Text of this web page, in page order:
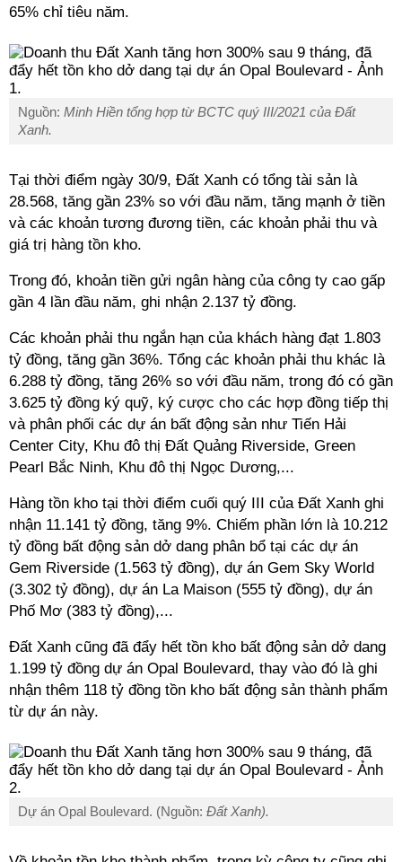
65% chỉ tiêu năm.
Nguồn: Minh Hiền tổng hợp từ BCTC quý III/2021 của Đất
Xanh.
Tại thời điểm ngày 30/9, Đất Xanh có tổng tài sản là
28.568, tăng gần 23% so với đầu năm, tăng mạnh ở tiền
và các khoản tương đương tiền, các khoản phải thu và
giá trị hàng tồn kho.
Trong đó, khoản tiền gửi ngân hàng của công ty cao gấp
gần 4 lần đầu năm, ghi nhận 2.137 tỷ đồng.
Các khoản phải thu ngắn hạn của khách hàng đạt 1.803
tỷ đồng, tăng gần 36%. Tổng các khoản phải thu khác là
6.288 tỷ đồng, tăng 26% so với đầu năm, trong đó có gần
3.625 tỷ đồng ký quỹ, ký cược cho các hợp đồng tiếp thị
và phân phối các dự án bất động sản như Tiến Hải
Center City, Khu đô thị Đất Quảng Riverside, Green
Pearl Bắc Ninh, Khu đô thị Ngọc Dương,...
Hàng tồn kho tại thời điểm cuối quý III của Đất Xanh ghi
nhận 11.141 tỷ đồng, tăng 9%. Chiếm phần lớn là 10.212
tỷ đồng bất động sản dở dang phân bổ tại các dự án
Gem Riverside (1.563 tỷ đồng), dự án Gem Sky World
(3.302 tỷ đồng), dự án La Maison (555 tỷ đồng), dự án
Phố Mơ (383 tỷ đồng),...
Đất Xanh cũng đã đẩy hết tồn kho bất động sản dở dang
1.199 tỷ đồng dự án Opal Boulevard, thay vào đó là ghi
nhận thêm 118 tỷ đồng tồn kho bất động sản thành phẩm
từ dự án này.
Dự án Opal Boulevard. (Nguồn: Đất Xanh).